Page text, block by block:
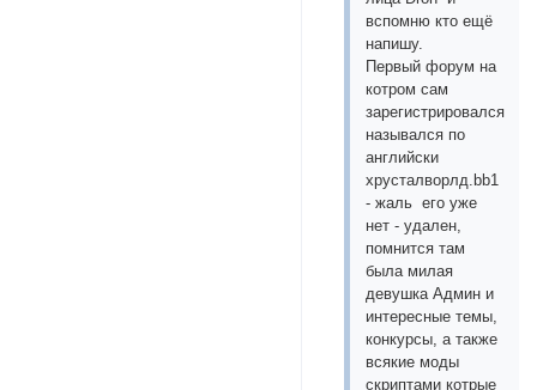
вспомню кто ещё
напишу.
Первый форум на
котром сам
зарегистрировался
назывался по
английски
хрусталворлд.bb1
- жаль его уже
нет - удален,
помнится там
была милая
девушка Админ и
интересные темы,
конкурсы, а также
всякие моды
скриптами котрые